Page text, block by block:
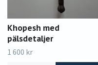
Khopesh med
pälsdetaljer
1 600 kr